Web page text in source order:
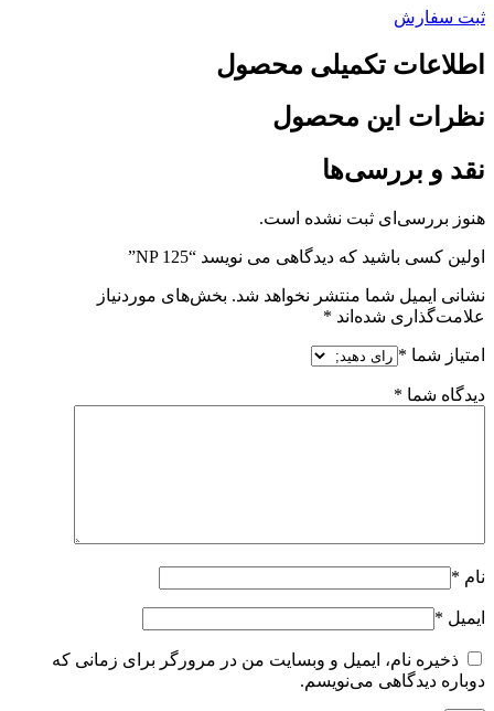
ثبت سفارش
اطلاعات تکمیلی محصول
نظرات این محصول
نقد و بررسی‌ها
هنوز بررسی‌ای ثبت نشده است.
اولین کسی باشید که دیدگاهی می نویسد “NP 125”
نشانی ایمیل شما منتشر نخواهد شد. بخش‌های موردنیاز
علامت‌گذاری شده‌اند *
امتیاز شما *
دیدگاه شما *
نام *
ایمیل *
ذخیره نام، ایمیل و وبسایت من در مرورگر برای زمانی که
دوباره دیدگاهی می‌نویسم.